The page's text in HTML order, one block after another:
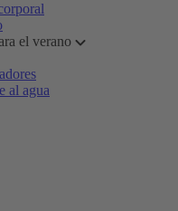
el verano
al agua